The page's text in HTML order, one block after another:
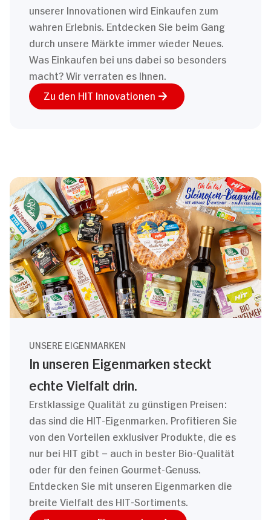
unserer Innovationen wird Einkaufen zum
wahren Erlebnis. Entdecken Sie beim Gang
durch unsere Märkte immer wieder Neues.
Was Einkaufen bei uns dabei so besonders
macht? Wir verraten es Ihnen.
Zu den HIT Innovationen
UNSERE EIGENMARKEN
In unseren Eigenmarken steckt
echte Vielfalt drin.
Erstklassige Qualität zu günstigen Preisen:
das sind die HIT-Eigenmarken. Profitieren Sie
von den Vorteilen exklusiver Produkte, die es
nur bei HIT gibt – auch in bester Bio-Qualität
oder für den feinen Gourmet-Genuss.
Entdecken Sie mit unseren Eigenmarken die
breite Vielfalt des HIT-Sortiments.